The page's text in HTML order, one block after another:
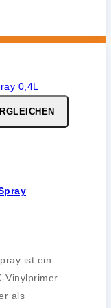
ist ein
Vinylprimer
als